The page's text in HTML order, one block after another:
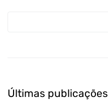
Últimas publicações